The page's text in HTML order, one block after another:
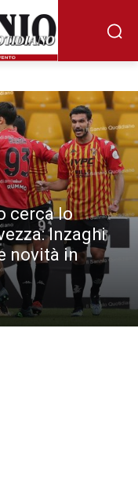
cerca lo
Inzaghi
novità in